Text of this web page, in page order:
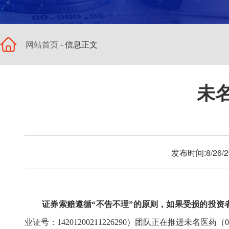
网站首页- 信息正文
未
发布时间:8/
证券索赔遵循“不告不理”的原则，如果受损的投
业证号 ： 14201200211226290） 团队正在推进未名医药 （